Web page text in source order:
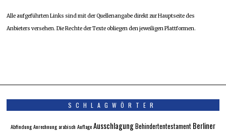
Alle aufgeführten Links sind mit der Quellenangabe direkt zur Hauptseite des
Anbieters versehen. Die Rechte der Texte obliegen den jeweiligen Plattformen.
SCHLAGWÖRTER
AbfindungAnrechnungarabisch AuflageAusschlagungBehindertentestament Berliner